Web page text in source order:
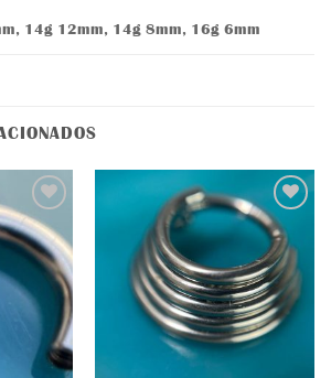
14g 12mm, 14g 8mm, 16g 6mm
Añadir
a la
lista
deseos
Añadir
a la
lista
de
deseos